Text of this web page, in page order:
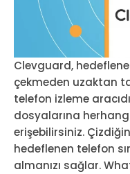
Clevguard,
çekmeden uzaktan
telefon izleme
dosyalarına
erişebilirsiniz.
hedeflenen telefon
almanızı sağlar.